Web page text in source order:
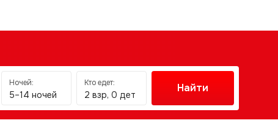
Ночей:
5–14 ночей
Кто едет:
2 взр, 0 дет
Найти